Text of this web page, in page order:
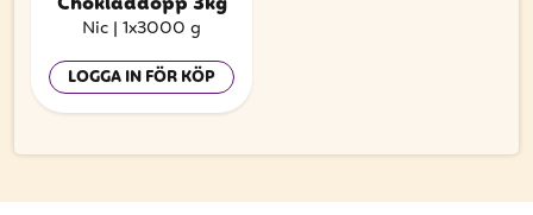
Ange din e-postadress nedan för att ta del av våra
nyheter och erbjudanden.
Nic | 1x3000 g
LOGGA IN FÖR KÖP